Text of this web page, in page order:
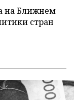
на Ближнем
стран